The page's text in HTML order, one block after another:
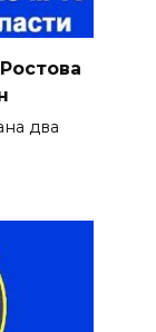
два